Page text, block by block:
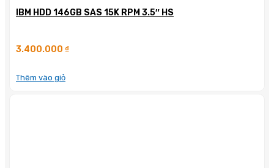
IBM HDD 146GB SAS 15K RPM 3.5″ HS
3.400.000 ₫
Thêm vào giỏ